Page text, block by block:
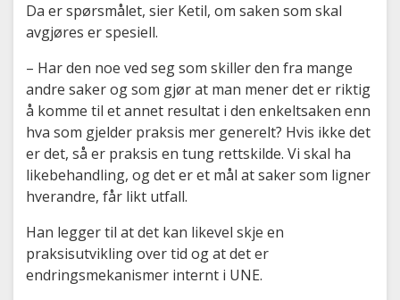
Da er spørsmålet, sier Ketil, om saken som skal
avgjøres er spesiell.
– Har den noe ved seg som skiller den fra mange
andre saker og som gjør at man mener det er riktig
å komme til et annet resultat i den enkeltsaken enn
hva som gjelder praksis mer generelt? Hvis ikke det
er det, så er praksis en tung rettskilde. Vi skal ha
likebehandling, og det er et mål at saker som ligner
hverandre, får likt utfall.
Han legger til at det kan likevel skje en
praksisutvikling over tid og at det er
endringsmekanismer internt i UNE.